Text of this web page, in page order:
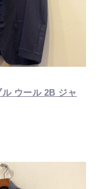
ウール 2B ジャ